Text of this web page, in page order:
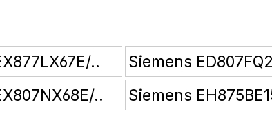
..
Siemens
..
Siemens